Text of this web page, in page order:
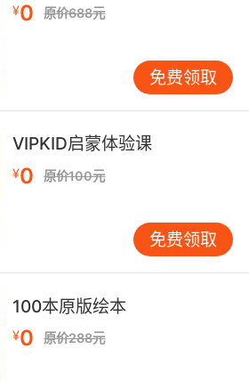
是利用网络科技平台，不同于
面授课，这一创新的手段对
引力，孩子能对新鲜事物保
会有利于学习。第二，在线
和可支配性，在线网络课堂具
随地，孩子有时间就可以学，
都可以登录官网平台学习相关
孩子其他娱乐时间，也方便家
促和监督。第三，在线学英
更生动有趣，线上的老师可
，也可以用做游戏的方式跟
握了儿童好玩的天性，不仅
能学到知识，一改传统课堂的
四，在线学习英语可以顺应
¥0 原价688元
免费领取
VIPKID启蒙体验课
¥0 原价100元
免费领取
100本原版绘本
¥0 原价288元